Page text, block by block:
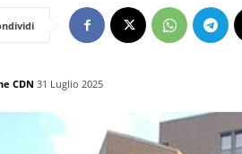
CDN 31 Luglio 2025